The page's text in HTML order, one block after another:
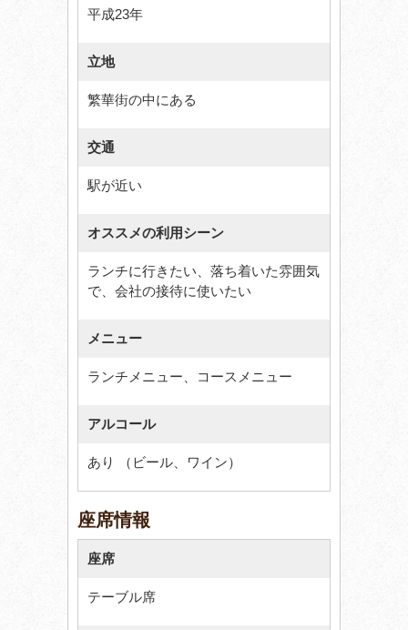
平成23年
立地
繁華街の中にある
交通
駅が近い
オススメの利用シーン
ランチに行きたい、落ち着いた雰囲気
で、会社の接待に使いたい
メニュー
ランチメニュー、コースメニュー
アルコール
あり （ビール、ワイン）
座席情報
座席
テーブル席